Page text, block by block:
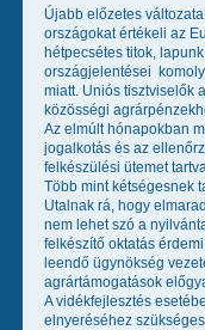
Újabb előzetes
országokat értékeli az
hétpecsétes titok,
országjelentései 
miatt. Uniós tisztviselők
közösségi
Az elmúlt hónapokban
jogalkotás és az
felkészülési ütemet
Több mint kétségesnek
Utalnak rá, hogy
nem lehet szó a
felkészítő oktatás
leendő ügynökség
agrártámogatások
A vidékfejlesztés
elnyeréséhez